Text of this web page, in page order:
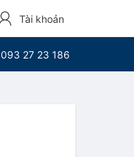
Tài khoản
093 27 23 186